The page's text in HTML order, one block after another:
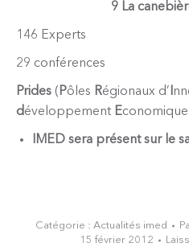
9 La
146 Experts
29 conférences
Prides ( Pôles Régionaux d’
développement Economique
IMED sera présent sur le
Catégorie : Actualités imed
15 février 2012